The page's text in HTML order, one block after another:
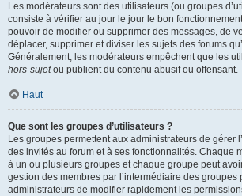
Les modérateurs sont des utilisateurs (ou groupes
consiste à vérifier au jour le jour le bon
pouvoir de modifier ou supprimer des messages, de
déplacer, supprimer et diviser les sujets des forums
Généralement, les modérateurs empêchent que les
hors-sujetou publient du contenu abusif ou offensant.
Haut
Que sont les groupes d’utilisateurs ?
Les groupes permettent aux administrateurs de gérer
des invités au forum et à ses fonctionnalités. Chaque
à un ou plusieurs groupes et chaque groupe peut
gestion des membres par l’intermédiaire des groupes
administrateurs de modifier rapidement les